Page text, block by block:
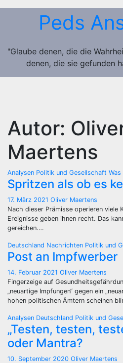
Zum
Peds
"Glaube denen, die die
denen, die sie gefunden
Autor:
Maertens
Analysen Politik und Gesellschaft
Spritzen als ob es
17. März 2021 Oliver Maertens
Nach dieser Prämisse operieren viele
Ereignisse geben ihnen recht. Das
gereichen.…
Deutschland Nachrichten Politik und
Post an Impfwerber
14. Februar 2021 Oliver Maertens
Fingerzeige auf
„neuartige Impfungen“ gegen ein
hohen politischen Ämtern scheinen
Analysen Deutschland Politik und
„Testen, testen,
oder Mantra?
10. September 2020 Oliver Maertens